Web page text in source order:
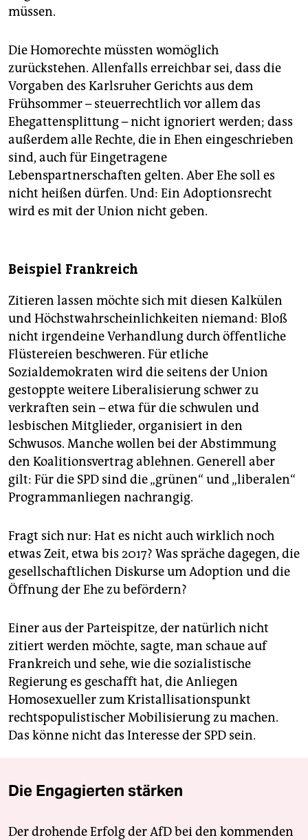
müssen.
Die Homorechte müssten womöglich
zurückstehen. Allenfalls erreichbar sei, dass die
Vorgaben des Karlsruher Gerichts aus dem
Frühsommer – steuerrechtlich vor allem das
Ehegattensplittung – nicht ignoriert werden; dass
außerdem alle Rechte, die in Ehen eingeschrieben
sind, auch für Eingetragene
Lebenspartnerschaften gelten. Aber Ehe soll es
nicht heißen dürfen. Und: Ein Adoptionsrecht
wird es mit der Union nicht geben.
Beispiel Frankreich
Zitieren lassen möchte sich mit diesen Kalkülen
und Höchstwahrscheinlichkeiten niemand: Bloß
nicht irgendeine Verhandlung durch öffentliche
Flüstereien beschweren. Für etliche
Sozialdemokraten wird die seitens der Union
gestoppte weitere Liberalisierung schwer zu
verkraften sein – etwa für die schwulen und
lesbischen Mitglieder, organisiert in den
Schwusos. Manche wollen bei der Abstimmung
den Koalitionsvertrag ablehnen. Generell aber
gilt: Für die SPD sind die „grünen“ und „liberalen“
Programmanliegen nachrangig.
Fragt sich nur: Hat es nicht auch wirklich noch
etwas Zeit, etwa bis 2017? Was spräche dagegen, die
gesellschaftlichen Diskurse um Adoption und die
Öffnung der Ehe zu befördern?
Einer aus der Parteispitze, der natürlich nicht
zitiert werden möchte, sagte, man schaue auf
Frankreich und sehe, wie die sozialistische
Regierung es geschafft hat, die Anliegen
Homosexueller zum Kristallisationspunkt
rechtspopulistischer Mobilisierung zu machen.
Das könne nicht das Interesse der SPD sein.
Die Engagierten stärken
Der drohende Erfolg der AfD bei den kommenden